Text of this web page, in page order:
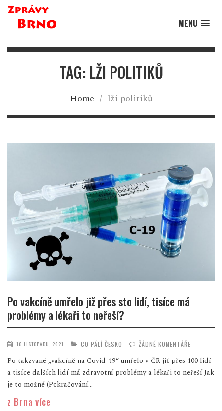
MENU
TAG: LŽI POLITIKŮ
Home / lži politiků
Po vakcíně umřelo již přes sto lidí, tisíce má
problémy a lékaři to neřeší?
10 LISTOPADU, 2021 CO PÁLÍ ČESKO ŽÁDNÉ KOMENTÁŘE
Po takzvané „vakcíně na Covid-19“ umřelo v ČR již přes 100 lidí
a tisíce dalších lidí má zdravotní problémy a lékaři to neřeší Jak
je to možné (Pokračování...
z Brna více